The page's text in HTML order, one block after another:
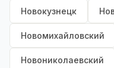
Новокузнецк
Новомихайловский
Новониколаевский